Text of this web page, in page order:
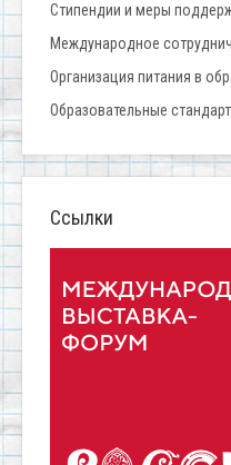
Стипендии и меры
Международное
Организация питания в
Образовательные
Ссылки